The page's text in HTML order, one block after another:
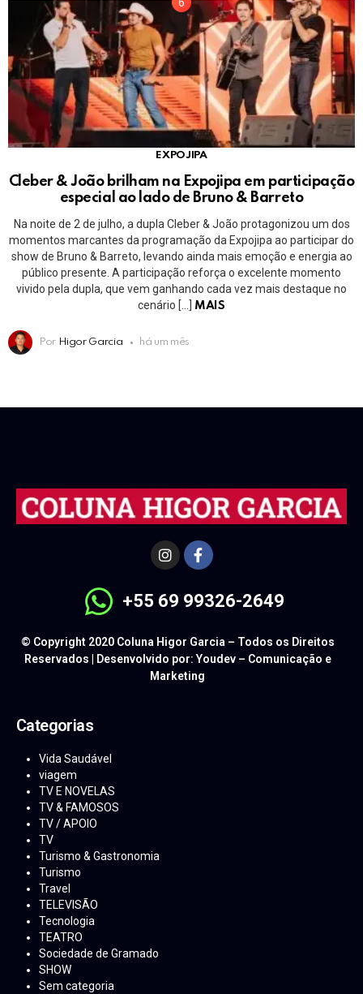
EXPOJIPA
Cleber & João brilham na Expojipa em participação
especial ao lado de Bruno & Barreto
Na noite de 2 de julho, a dupla Cleber & João protagonizou um dos
momentos marcantes da programação da Expojipa ao participar do
show de Bruno & Barreto, levando ainda mais emoção e energia ao
público presente. A participação reforça o excelente momento
vivido pela dupla, que vem ganhando cada vez mais destaque no
cenário […]
MAIS
Por Higor Garcia há um mês
+55 69 99326-2649
© Copyright 2020 Coluna Higor Garcia – Todos os Direitos
Reservados | Desenvolvido por: Youdev – Comunicação e
Marketing
Categorias
Vida Saudável
viagem
TV E NOVELAS
TV & FAMOSOS
TV / APOIO
TV
Turismo & Gastronomia
Turismo
Travel
TELEVISÃO
Tecnologia
TEATRO
Sociedade de Gramado
SHOW
Sem categoria